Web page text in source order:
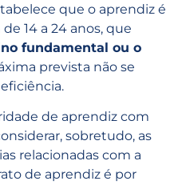
que o aprendiz é
14 a 24 anos, que
fundamental ou o
prevista não se
de aprendiz com
sobretudo, as
relacionadas com a
de aprendiz é por